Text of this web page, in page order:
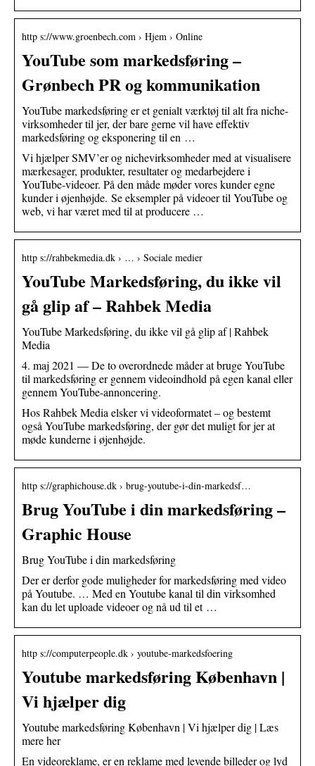
http s://www.groenbech.com › Hjem › Online
YouTube som markedsføring –
Grønbech PR og kommunikation
YouTube markedsføring er et genialt værktøj til alt fra niche-
virksomheder til jer, der bare gerne vil have effektiv
markedsføring og eksponering til en …
Vi hjælper SMV’er og nichevirksomheder med at visualisere
mærkesager, produkter, resultater og medarbejdere i
YouTube-videoer. På den måde møder vores kunder egne
kunder i øjenhøjde. Se eksempler på videoer til YouTube og
web, vi har været med til at producere …
http s://rahbekmedia.dk › … › Sociale medier
YouTube Markedsføring, du ikke vil
gå glip af – Rahbek Media
YouTube Markedsføring, du ikke vil gå glip af | Rahbek
Media
4. maj 2021 — De to overordnede måder at bruge YouTube
til markedsføring er gennem videoindhold på egen kanal eller
gennem YouTube-annoncering.
Hos Rahbek Media elsker vi videoformatet – og bestemt
også YouTube markedsføring, der gør det muligt for jer at
møde kunderne i øjenhøjde.
http s://graphichouse.dk › brug-youtube-i-din-markedsf…
Brug YouTube i din markedsføring –
Graphic House
Brug YouTube i din markedsføring
Der er derfor gode muligheder for markedsføring med video
på Youtube. … Med en Youtube kanal til din virksomhed
kan du let uploade videoer og nå ud til et …
http s://computerpeople.dk › youtube-markedsfoering
Youtube markedsføring København |
Vi hjælper dig
Youtube markedsføring København | Vi hjælper dig | Læs
mere her
En videoreklame, er en reklame med levende billeder og lyd